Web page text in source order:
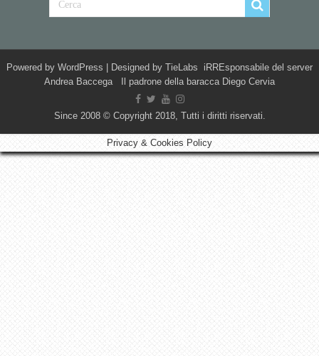
Powered by WordPress | Designed by TieLabs iRREsponsabile del server
Andrea Baccega Il padrone della baracca Diego Cervia
Since 2008 © Copyright 2018, Tutti i diritti riservati.
Privacy & Cookies Policy